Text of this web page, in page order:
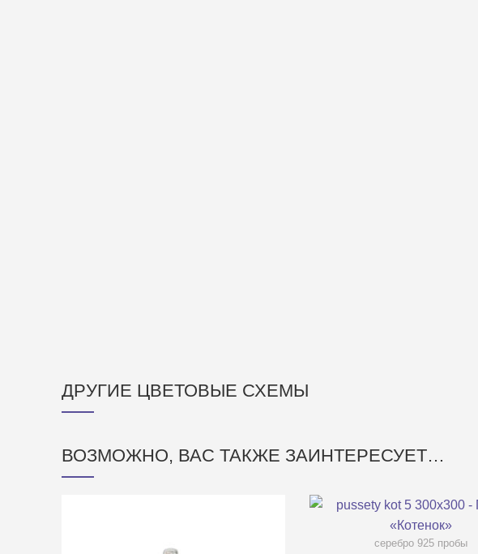
ДРУГИЕ ЦВЕТОВЫЕ СХЕМЫ
ВОЗМОЖНО, ВАС ТАКЖЕ ЗАИНТЕРЕСУЕТ…
серебро 925 пробы